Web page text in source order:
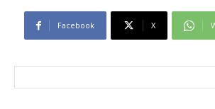
Facebook X